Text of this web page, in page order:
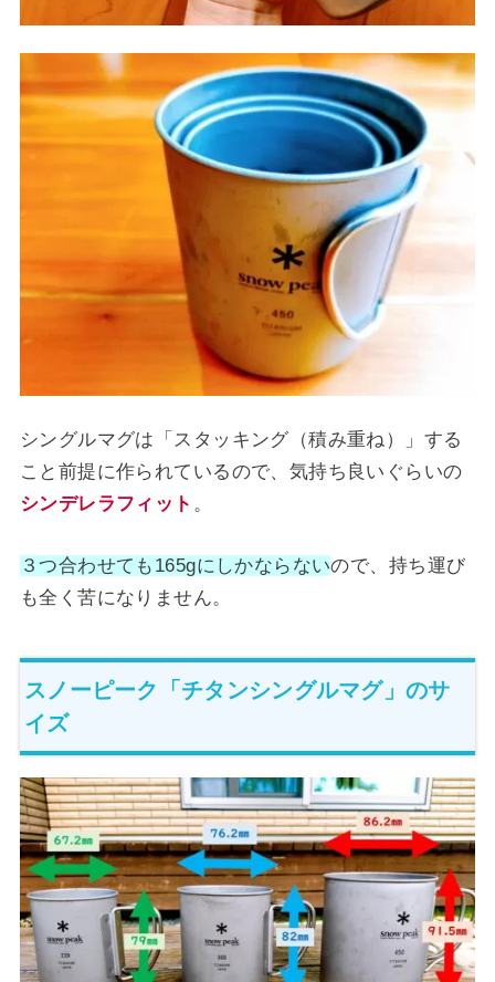
シングルマグは「スタッキング（積み重ね）」する
こと前提に作られているので、気持ち良いぐらいの
シンデレラフィット 。
３つ合わせても165gにしかならないので、持ち運び
も全く苦になりません。
スノーピーク「チタンシングルマグ」のサ
イズ